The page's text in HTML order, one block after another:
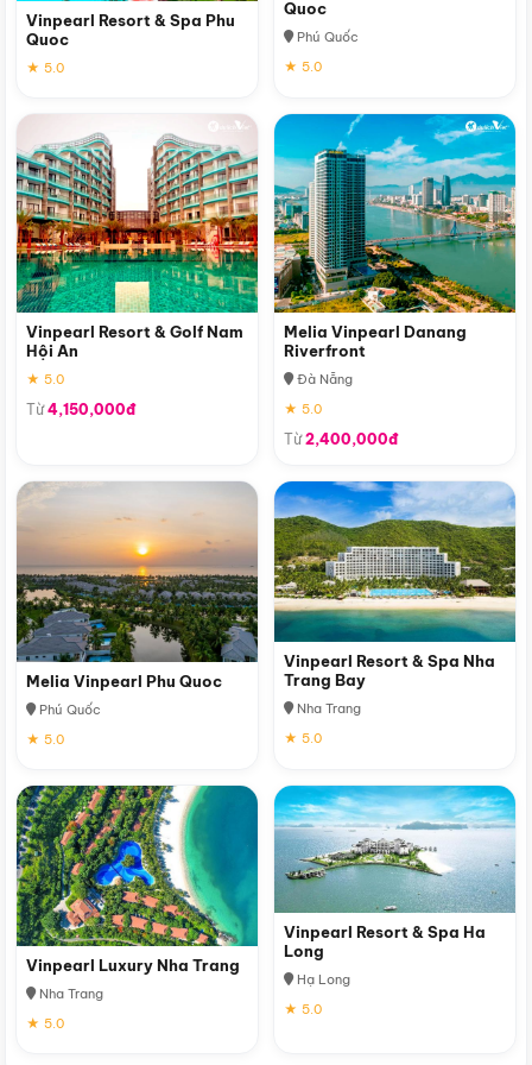
Vinpearl Resort & Spa Phu
Quoc
★ 5.0
Quoc
Phú Quốc
★ 5.0
Vinpearl Resort & Golf Nam
Hội An
★ 5.0
Từ4,150,000đ
Melia Vinpearl Danang
Riverfront
Đà Nẵng
★ 5.0
Từ2,400,000đ
Melia Vinpearl Phu Quoc
Phú Quốc
★ 5.0
Vinpearl Resort & Spa Nha
Trang Bay
Nha Trang
★ 5.0
Vinpearl Luxury Nha Trang
Nha Trang
★ 5.0
Vinpearl Resort & Spa Ha
Long
Hạ Long
★ 5.0